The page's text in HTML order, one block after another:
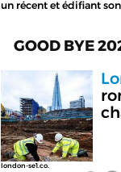
un récent et édifiant
GOOD BYE
london-se1.co.